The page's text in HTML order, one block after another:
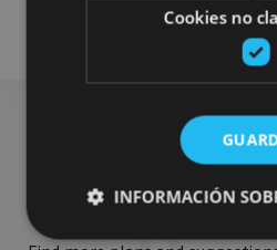
Find
Cookies no
INFORMACIÓN